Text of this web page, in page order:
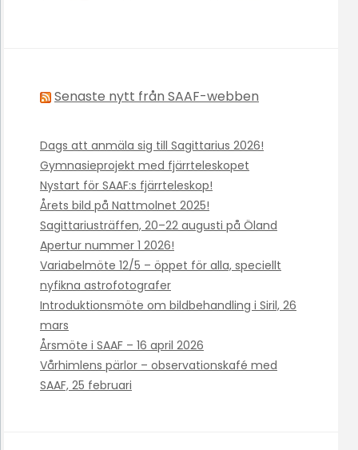
Senaste nytt från SAAF-webben
Dags att anmäla sig till Sagittarius 2026!
Gymnasieprojekt med fjärrteleskopet
Nystart för SAAF:s fjärrteleskop!
Årets bild på Nattmolnet 2025!
Sagittariusträffen, 20–22 augusti på Öland
Apertur nummer 1 2026!
Variabelmöte 12/5 – öppet för alla, speciellt
nyfikna astrofotografer
Introduktionsmöte om bildbehandling i Siril, 26
mars
Årsmöte i SAAF – 16 april 2026
Vårhimlens pärlor – observationskafé med
SAAF, 25 februari